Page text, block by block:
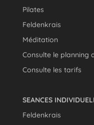
Pilates
Feldenkrais
Méditation
Consulte le planning
Consulte les tarifs
SEANCES
Feldenkrais